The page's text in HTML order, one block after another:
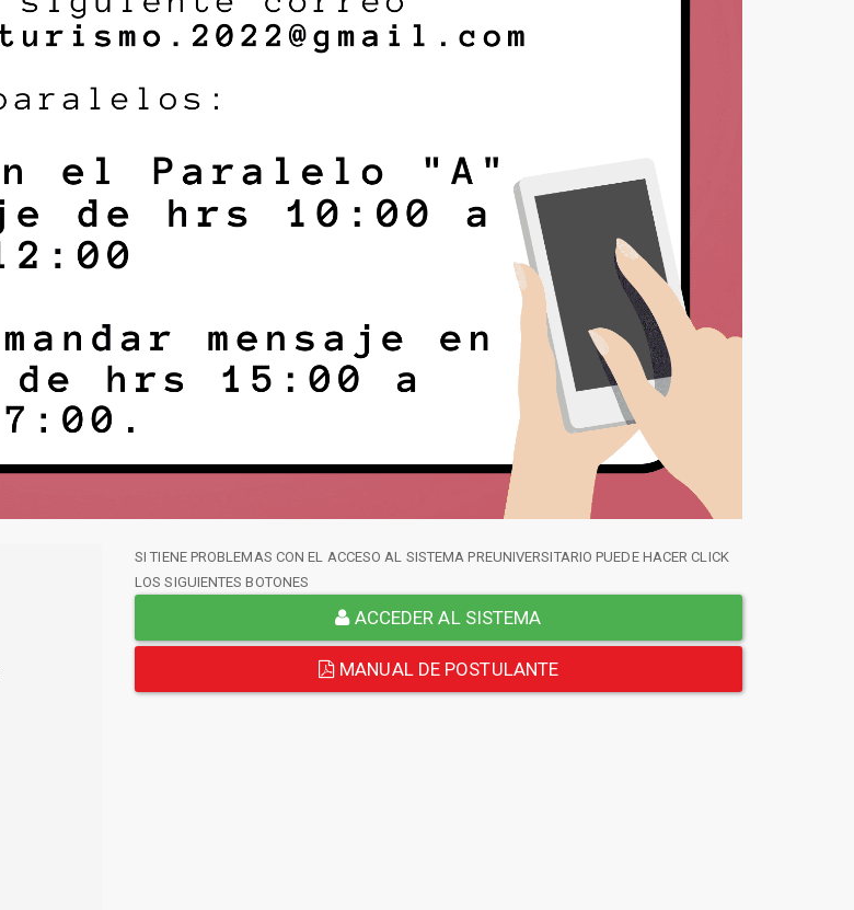
SI TIENE PROBLEMAS CON EL ACCESO AL SISTEMA PREUNIVERSITARIO PUEDE HACER CLICK
LOS SIGUIENTES BOTONES
ACCEDER AL SISTEMA
MANUAL DE POSTULANTE